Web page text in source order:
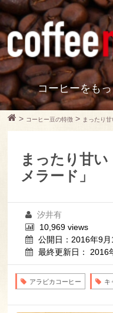
コーヒーをも
> コーヒー豆の特徴 > まったり
まったり甘
メラード」
汐井有
10,969 views
公開日：2016年9月
最終更新日： 2016
アラビカコーヒー キ